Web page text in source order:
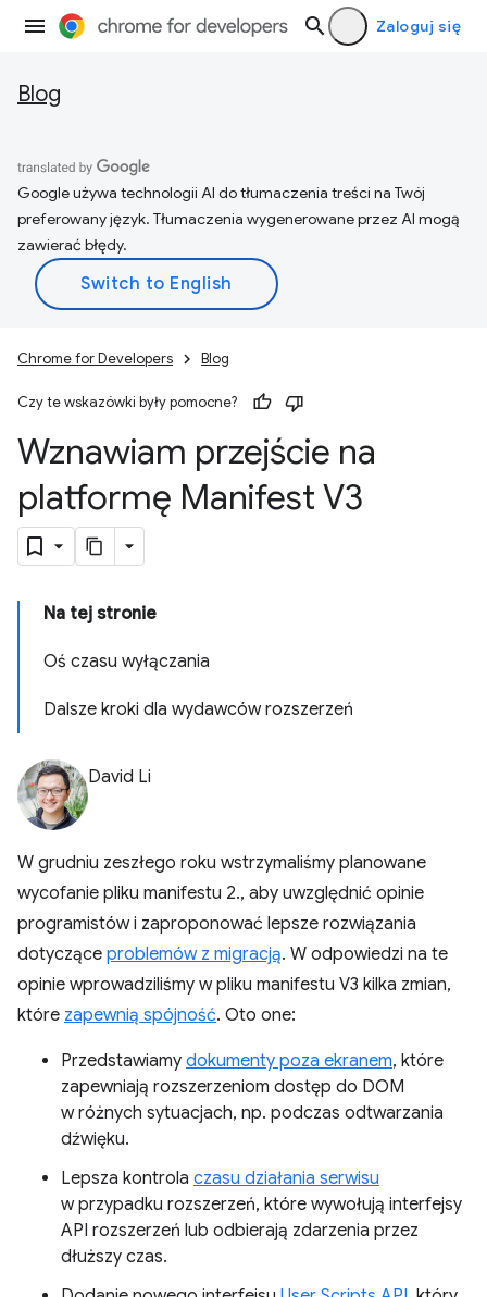
Zaloguj się
Blog
Google używa technologii AI do tłumaczenia treści na Twój
preferowany język. Tłumaczenia wygenerowane przez AI mogą
zawierać błędy.
Chrome for Developers Blog
Czy te wskazówki były pomocne?
Wznawiam przejście na
platformę Manifest V3
Na tej stronie
Oś czasu wyłączania
Dalsze kroki dla wydawców rozszerzeń
David Li
W grudniu zeszłego roku wstrzymaliśmy planowane
wycofanie pliku manifestu 2., aby uwzględnić opinie
programistów i zaproponować lepsze rozwiązania
dotyczące problemów z migracją. W odpowiedzi na te
opinie wprowadziliśmy w pliku manifestu V3 kilka zmian,
które zapewnią spójność. Oto one:
Przedstawiamy dokumenty poza ekranem, które
zapewniają rozszerzeniom dostęp do DOM
w różnych sytuacjach, np. podczas odtwarzania
dźwięku.
Lepsza kontrola czasu działania serwisu
w przypadku rozszerzeń, które wywołują interfejsy
API rozszerzeń lub odbierają zdarzenia przez
dłuższy czas.